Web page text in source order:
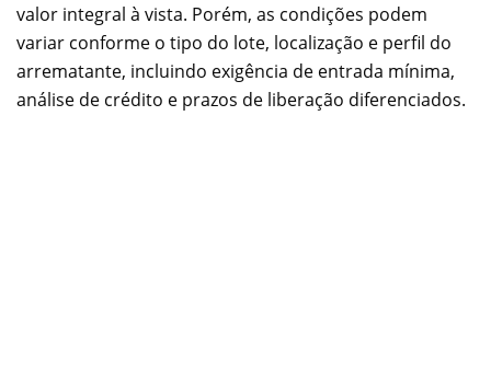
valor integral à vista. Porém, as condições podem
variar conforme o tipo do lote, localização e perfil do
arrematante, incluindo exigência de entrada mínima,
análise de crédito e prazos de liberação diferenciados.